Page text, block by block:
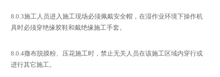
8.0.3施工人员进入施工现场必须佩戴安全帽，在湿作业环境下操作机
具时必须穿绝缘胶鞋和戴绝缘施工手套。
8.0.4撒布脱膜粉、压花施工时，禁止无关人员在该施工区域内穿行或
进行其它施工。